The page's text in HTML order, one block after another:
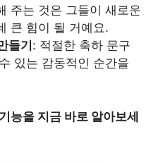
주는 것은 그들이 새로운
큰 힘이 될 거예요.
들기 : 적절한 축하 문구
있는 감동적인 순간을
능을 지금 바로 알아보세